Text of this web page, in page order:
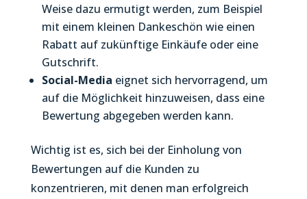
Weise dazu ermutigt werden, zum Beispiel
mit einem kleinen Dankeschön wie einen
Rabatt auf zukünftige Einkäufe oder eine
Gutschrift.
Social-Media eignet sich hervorragend, um
auf die Möglichkeit hinzuweisen, dass eine
Bewertung abgegeben werden kann.
Wichtig ist es, sich bei der Einholung von
Bewertungen auf die Kunden zu
konzentrieren, mit denen man erfolgreich